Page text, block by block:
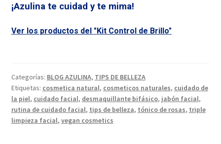
¡Azulina te cuidad y te mima!
Ver los productos del " Kit Control de Brillo"
Categorías: BLOG AZULINA, TIPS DE BELLEZA
Etiquetas: cosmetica natural, cosmeticos naturales, cuidado de
la piel, cuidado facial, desmaquillante bifásico, jabón facial,
rutina de cuidado facial, tips de belleza, tónico de rosas, triple
limpieza facial, vegan cosmetics